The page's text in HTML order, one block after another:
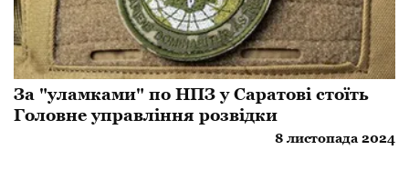
За "уламками" по НПЗ у Саратові стоїть
Головне управління розвідки
8 листопада 2024